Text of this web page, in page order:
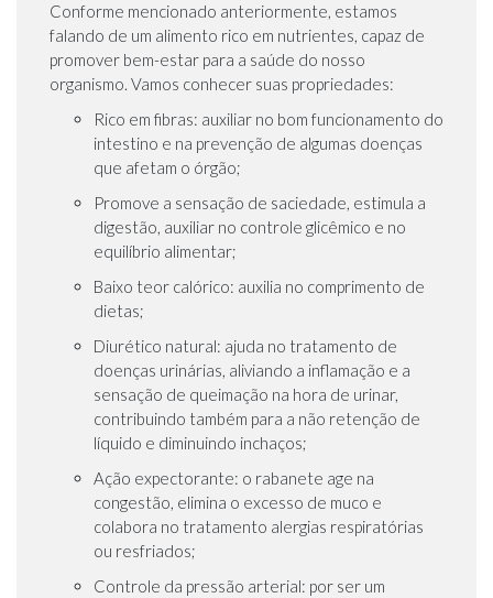
Conforme mencionado anteriormente, estamos
falando de um alimento rico em nutrientes, capaz de
promover bem-estar para a saúde do nosso
organismo. Vamos conhecer suas propriedades:
Rico em fibras: auxiliar no bom funcionamento do
intestino e na prevenção de algumas doenças
que afetam o órgão;
Promove a sensação de saciedade, estimula a
digestão, auxiliar no controle glicêmico e no
equilíbrio alimentar;
Baixo teor calórico: auxilia no comprimento de
dietas;
Diurético natural: ajuda no tratamento de
doenças urinárias, aliviando a inflamação e a
sensação de queimação na hora de urinar,
contribuindo também para a não retenção de
líquido e diminuindo inchaços;
Ação expectorante: o rabanete age na
congestão, elimina o excesso de muco e
colabora no tratamento alergias respiratórias
ou resfriados;
Controle da pressão arterial: por ser um